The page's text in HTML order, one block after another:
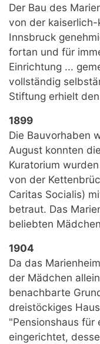
Der Bau des
von der
Innsbruck
fortan und für
Einrichtung ...
vollständig
Stiftung erhielt
1899
Die Bauvorhaben
August konnten
Kuratorium
von der
Caritas Socialis)
betraut. Das
beliebten
1904
Da das
der Mädchen
benachbarte
dreistöckiges
"Pensionshaus für
eingerichtet,